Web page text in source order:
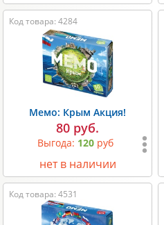
Код товара: 4284
Мемо: Крым Акция!
80 руб.
Выгода: 120 руб
нет в наличии
Код товара: 4531